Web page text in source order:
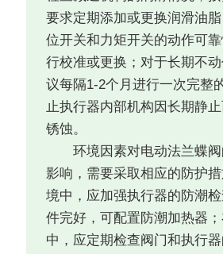
要求定期添加或更换润滑油
位开关和力矩开关的动作可
行校准或更换；对于长期不
议每隔1-2个月进行一次完整
止执行器内部机构因长期静
锈蚀。
环境因素对电动法兰蝶
影响，需要采取相应的防护
境中，应加强执行器的防潮
件完好，可配置防潮加热器
中，应定期检查阀门和执行